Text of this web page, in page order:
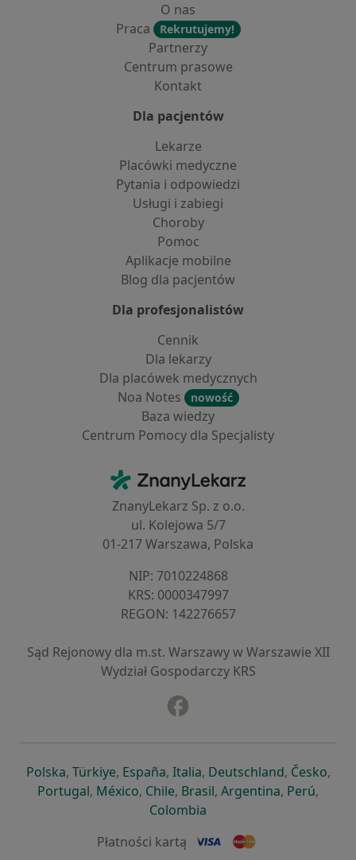
O nas
Praca
Rekrutujemy!
Partnerzy
Centrum prasowe
Kontakt
Dla pacjentów
Lekarze
Placówki medyczne
Pytania i odpowiedzi
Usługi i zabiegi
Choroby
Pomoc
Aplikacje mobilne
Blog dla pacjentów
Dla profesjonalistów
Cennik
Dla lekarzy
Dla placówek medycznych
Noa Notes
nowość
Baza wiedzy
Centrum Pomocy dla Specjalisty
ZnanyLekarz - Strona główna
ZnanyLekarz Sp. z o.o.
ul. Kolejowa 5/7
01-217 Warszawa, Polska
NIP: ⁠7010224868
KRS: ⁠0000347997
REGON: ⁠142276657
Sąd Rejonowy dla m.st. Warszawy w Warszawie XII
Wydział Gospodarczy KRS
Polskaotwiera się w nowej karcie
, Türkiyeotwiera się w nowej karcie
, Españaotwiera się w nowej karcie
, Italiaotwiera się w nowej
, Deutschlandotwiera się
, Česko,
Portugalotwiera się w nowej karcie
, Méxicootwiera się w nowej karcie
, Chileotwiera się w nowej karcie
, Brasilotwiera się w nowej
, Argentinaotwiera się
, Perú,
Colombia
Płatności kartą